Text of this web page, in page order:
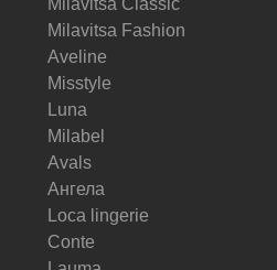
Milavitsa Classic
Milavitsa Fashion
Aveline
Misstyle
Luna
Milabel
Avals
Ангела
Loca lingerie
Conte